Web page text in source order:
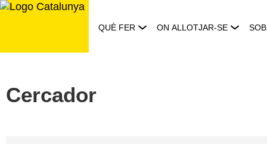
Saltar
QUÈ FER ON ALLOTJAR-SE
Cercador